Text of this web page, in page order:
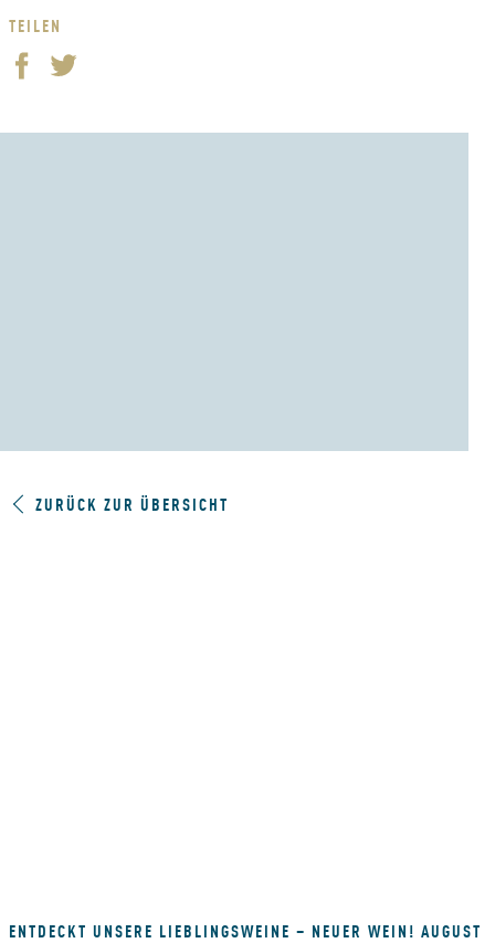
TEILEN
ZURÜCK ZUR ÜBERSICHT
ENTDECKT UNSERE LIEBLINGSWEINE – NEUER WEIN! AUGUST